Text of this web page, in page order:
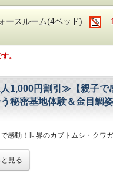
お電話下さい。
ための送迎はいたしかねますので
の持込みＯＫ！共用の冷蔵庫・電
子供に関係なくベット使用数で、
ツインルーム→大人２名・幼児（
など・・・
ルーム→大人３名・小学生１名な
ビ・あわび入り海鮮舟盛り（６
２名様より承ります。）
エビの活造り・鬼殻焼き・ボイル
の踊り焼・あわびのお造り（２
況によりお断りすることもござ
がございます。）
備
のレンタルスタジオ利用（ミニキッ
，０００円（税別）
ースルーム(4ベッド)
。
1,000円割引≫【親子で
秘密基地体験＆金目鯛
で感動！世界のカブトムシ・クワ
若旦那が大切に育てている、世界
。その飼育スペースを特別公開！
と見る